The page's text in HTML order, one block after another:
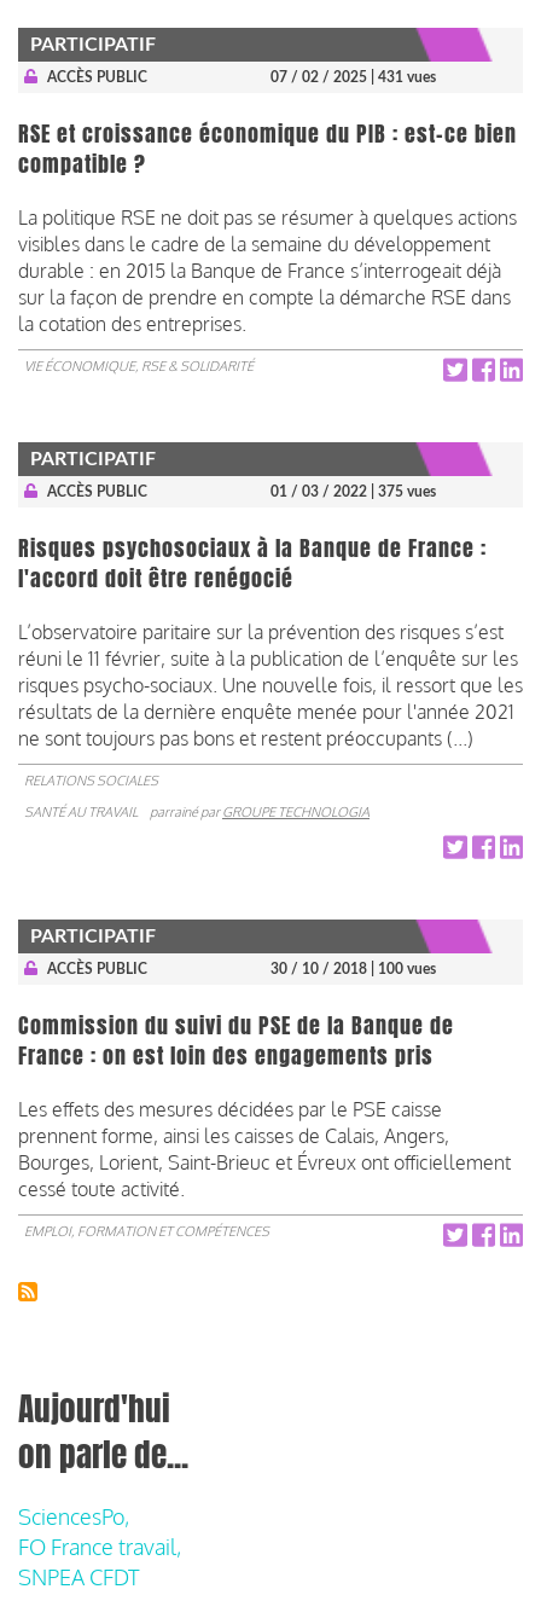
PARTICIPATIF
ACCÈS PUBLIC 07 / 02 / 2025 | 431 vues
RSE et croissance économique du PIB : est-ce bien
compatible ?
La politique RSE ne doit pas se résumer à quelques actions
visibles dans le cadre de la semaine du développement
durable : en 2015 la Banque de France s’interrogeait déjà
sur la façon de prendre en compte la démarche RSE dans
la cotation des entreprises.
VIE ÉCONOMIQUE, RSE & SOLIDARITÉ
PARTICIPATIF
ACCÈS PUBLIC 01 / 03 / 2022 | 375 vues
Risques psychosociaux à la Banque de France :
l'accord doit être renégocié
L’observatoire paritaire sur la prévention des risques s’est
réuni le 11 février, suite à la publication de l’enquête sur les
risques psycho-sociaux. Une nouvelle fois, il ressort que les
résultats de la dernière enquête menée pour l'année 2021
ne sont toujours pas bons et restent préoccupants (...)
RELATIONS SOCIALES
SANTÉ AU TRAVAIL
parrainé parGROUPE TECHNOLOGIA
PARTICIPATIF
ACCÈS PUBLIC 30 / 10 / 2018 | 100 vues
Commission du suivi du PSE de la Banque de
France : on est loin des engagements pris
Les effets des mesures décidées par le PSE caisse
prennent forme, ainsi les caisses de Calais, Angers,
Bourges, Lorient, Saint-Brieuc et Évreux ont officiellement
cessé toute activité.
EMPLOI, FORMATION ET COMPÉTENCES
Aujourd'hui
on parle de...
SciencesPo,
FO France travail,
SNPEA CFDT